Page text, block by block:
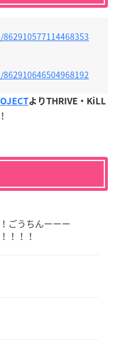
よりTHRIVE・KiLL
ごうちんーーー
！！！